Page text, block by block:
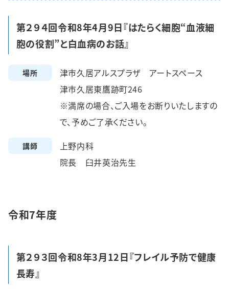
第２９４回令和8年4月9日『はたらく細胞“血液細
胞の役割”と白血病のお話』
場所
津市久居アルスプラザ アートスペース
津市久居東鷹跡町246
※満席の場合、ご入場をお断りいたしますの
で、予めご了承ください。
講師
上野内科
院長 臼井英治先生
令和7年度
第２９３回令和8年3月12日『フレイル予防で健康
長寿』